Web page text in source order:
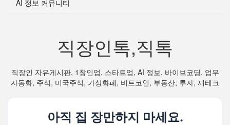
AI 정보 커뮤니티
직장인톡,직톡
직장인 자유게시판, 1창인업, 스타트업, AI 정보, 바이브코딩, 업무
자동화, 주식, 미국주식, 가상화폐, 비트코인, 부동산, 투자, 재테크
아직 집 장만하지 마세요.